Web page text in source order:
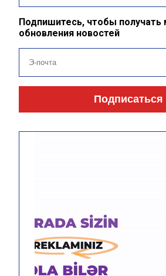
Подпишитесь, чтобы получать
обновления новостей
Подписаться